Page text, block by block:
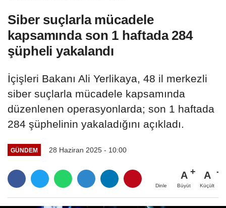
Siber suçlarla mücadele
kapsamında son 1 haftada 284
şüpheli yakalandı
İçişleri Bakanı Ali Yerlikaya, 48 il merkezli
siber suçlarla mücadele kapsamında
düzenlenen operasyonlarda; son 1 haftada
284 şüphelinin yakaladığını açıkladı.
GÜNDEM 28 Haziran 2025 - 10:00
Dinle
A
Büyüt
A
Küçült